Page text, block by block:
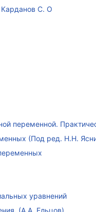
Карданов С. О
переменной.
(Под ред. Н.Н.
уравнений